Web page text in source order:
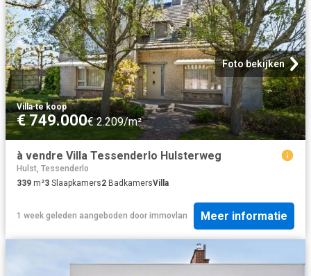
Foto bekijken
Villa·te koop
€ 749.000€ 2.209/m²
à vendre Villa Tessenderlo Hulsterweg
Hulst, Tessenderlo
339 m²3 Slaapkamers2 BadkamersVilla
1 week geleden aangeboden door immovlan Meer informatie